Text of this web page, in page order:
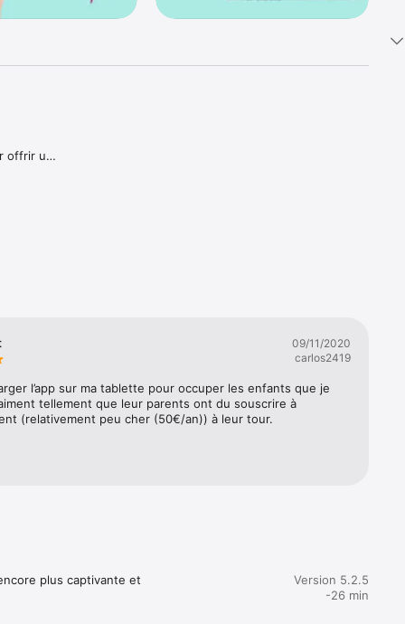
offrir un
de
09/11/2020
carlos2419
l’app sur ma tablette pour occuper les enfants que je
tellement que leur parents ont du souscrire à
(relativement peu cher (50€/an)) à leur tour.
plus captivante et
Version 5.2.5
-26 min